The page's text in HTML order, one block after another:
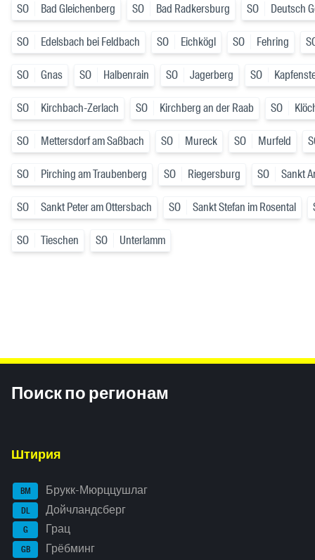
SO Bad Gleichenberg SO Bad Radkersburg SO Deutsch
SO Edelsbach bei Feldbach SO Eichkögl SO Fehring
SO Gnas SO Halbenrain SO Jagerberg SO
SO Kirchbach-Zerlach SO Kirchberg an der Raab SO
SO Mettersdorf am Saßbach SO Mureck SO Murfeld
SO Pirching am Traubenberg SO Riegersburg SO Sankt
SO Sankt Peter am Ottersbach SO Sankt Stefan im Rosental
SO Tieschen SO Unterlamm
Поиск по регионам
Штирия
BM Брукк-Мюрццушлаг
DL Дойчландсберг
G Грац
GB Грёбминг